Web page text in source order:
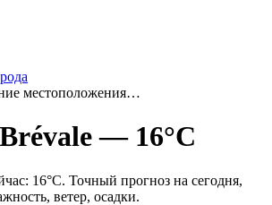
местоположения…
— 16°C
16°C. Точный прогноз на сегодня,
ветер, осадки.